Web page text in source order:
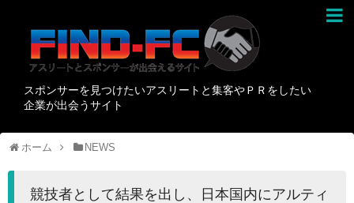
スポンサーを見つけたいアスリートと集客やＰＲをしたい
企業が出会うサイト
ホーム NEWS
競技者として結果を出し、日本国内にアルティ